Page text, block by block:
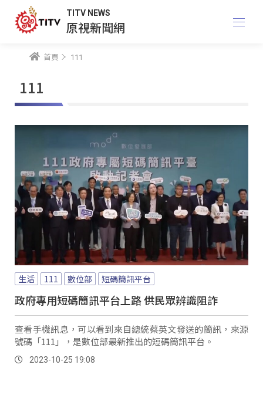
TITV NEWS
原視新聞網
首頁 111
111
生活 111 數位部 短碼簡訊平台
政府專用短碼簡訊平台上路 供民眾辨識阻詐
查看手機訊息，可以看到來自總統蔡英文發送的簡訊，來源
號碼「111」，是數位部最新推出的短碼簡訊平台。
2023-10-25 19:08